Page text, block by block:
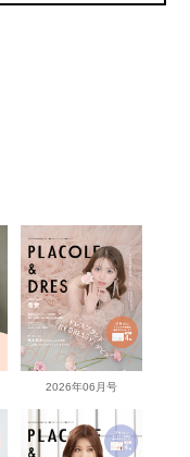
2026年06月号